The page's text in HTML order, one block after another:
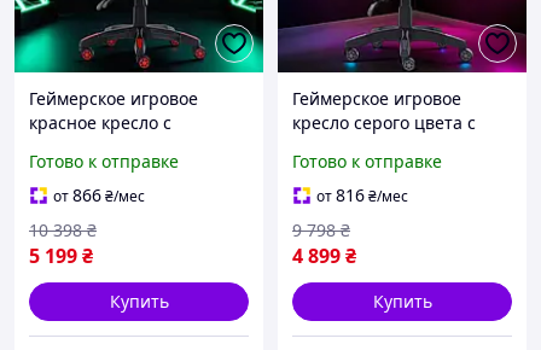
Геймерское игровое
красное кресло с
компьютерные кресла с
высокой спинкой для|
ХИТОВЫЙ
Готово к отправке
от866₴/мес
5 199₴
10 398 ₴
Купить
Геймерское игровое
кресло серого цвета с
компьютерные кресла с
высокой спинкой для г|
НОВИЙ
Готово к отправке
от816₴/мес
4 899₴
9 798 ₴
Купить